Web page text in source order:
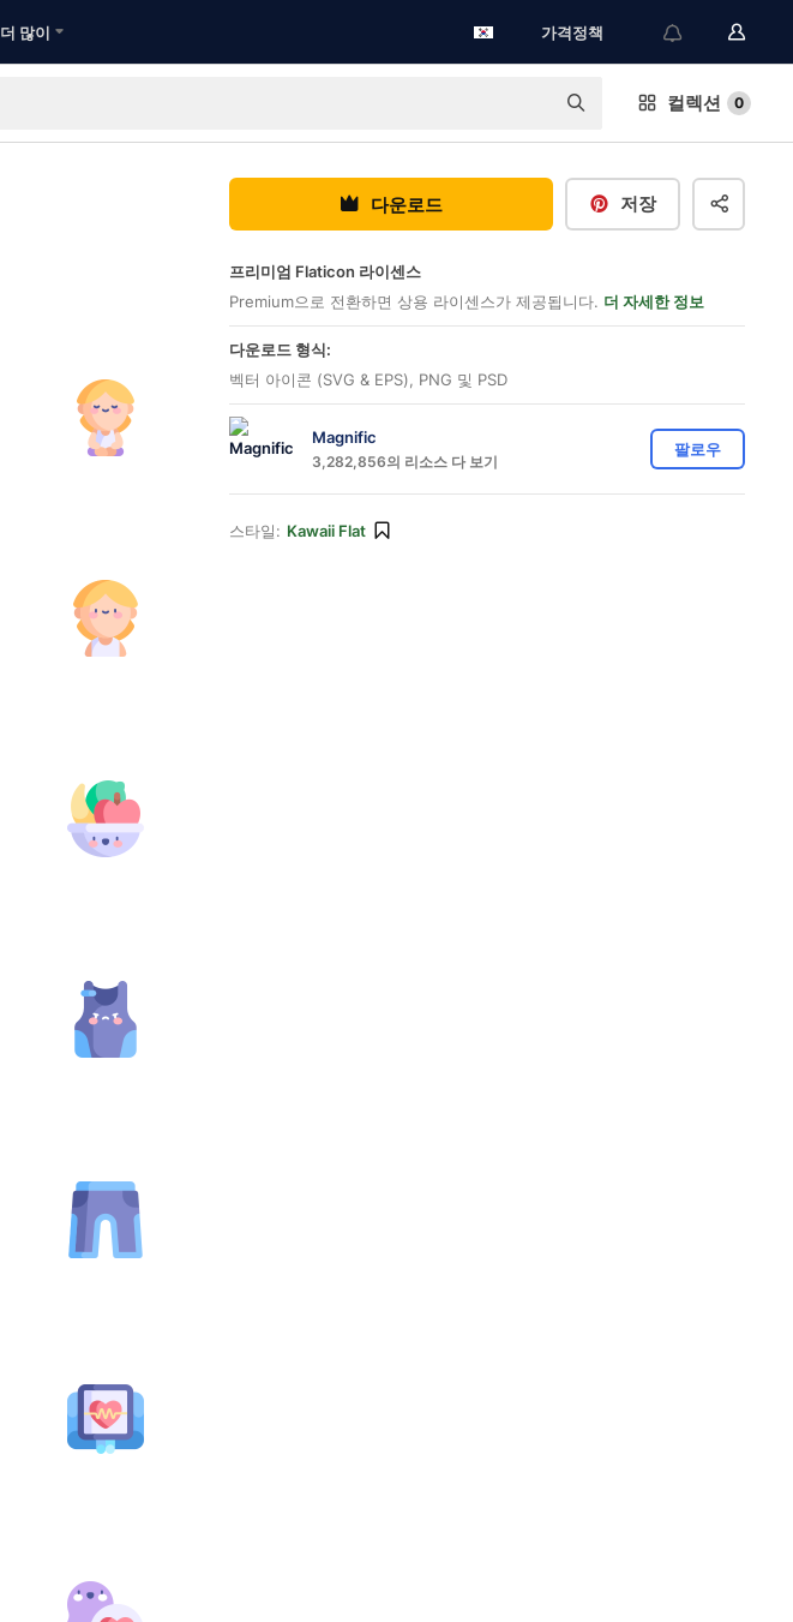
더 많이 가격정책
컬렉션 0
다운로드 저장
프리미엄 Flaticon 라이센스
Premium으로 전환하면 상용 라이센스가 제공됩니다. 더 자세한 정보
다운로드 형식:
벡터 아이콘 (SVG & EPS), PNG 및 PSD
Magnific
3,282,856의 리소스 다 보기
팔로우
스타일: Kawaii Flat